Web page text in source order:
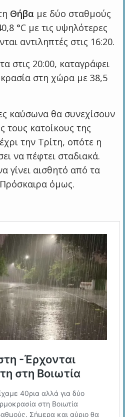
Θήβα με δύο σταθμούς
°C με τις υψηλότερες
αντιληπτές στις 16:20.
στις 20:00, καταγράφει
στη χώρα με 38,5
καύσωνα θα συνεχίσουν
τους κατοίκους της
την Τρίτη, οπότε η
να πέφτει σταδιακά.
γίνει αισθητό από τα
όμως.